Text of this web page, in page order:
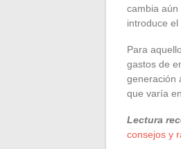
cambia
introduce
Para
gastos de
generación
que varía
Lectura
consejos y